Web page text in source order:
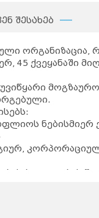
შესახებ
ორგანიზაცია,
45 ქვეყანაში
ნებისმიერ
ბილეთების